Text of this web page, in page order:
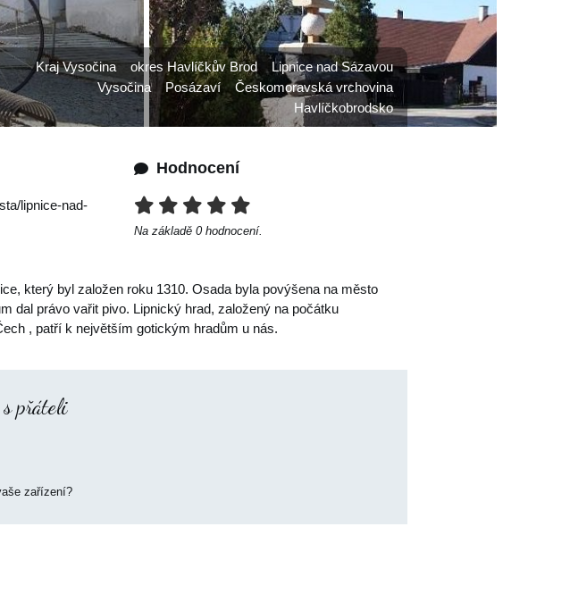
lipnice-nad-
Hodnocení
Na základě 0 hodnocení.
který byl založen roku 1310. Osada byla povýšena na město
dal právo vařit pivo. Lipnický hrad, založený na počátku
, patří k největším gotickým hradům u nás.
Kraj Vysočina okres Havlíčkův Brod
Lipnice nad Sázavou
Vysočina
Posázaví
Českomoravská vrchovina
Havlíčkobrodsko
přáteli
zařízení?